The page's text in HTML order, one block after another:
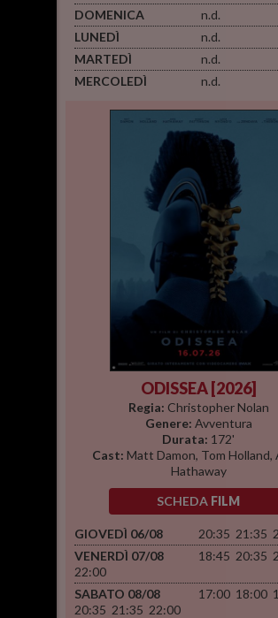
DOMENICA
n.d.
LUNEDÌ
n.d.
MARTEDÌ
n.d.
MERCOLEDÌ
n.d.
ODISSEA [2026]
Regia: Christopher Nolan
Genere: Avventura
Durata: 172'
Cast: Matt Damon, Tom Holland,
Hathaway
SCHEDA FILM
GIOVEDÌ 06/08 20:35 21:35
VENERDÌ 07/08
18:45 20:35
22:00
SABATO 08/08
17:00 18:00
20:35 21:35 22:00